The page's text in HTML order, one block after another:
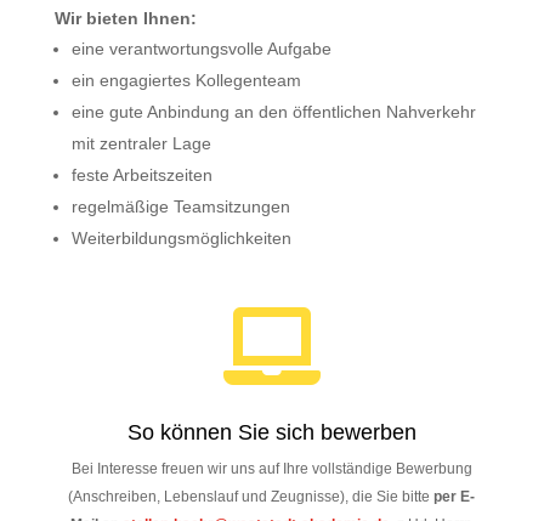
Wir bieten Ihnen:
eine verantwortungsvolle Aufgabe
ein engagiertes Kollegenteam
eine gute Anbindung an den öffentlichen Nahverkehr
mit zentraler Lage
feste Arbeitszeiten
regelmäßige Teamsitzungen
Weiterbildungsmöglichkeiten

So können Sie sich bewerben
Bei Interesse freuen wir uns auf Ihre vollständige Bewerbung
(Anschreiben, Lebenslauf und Zeugnisse), die Sie bitte per E-